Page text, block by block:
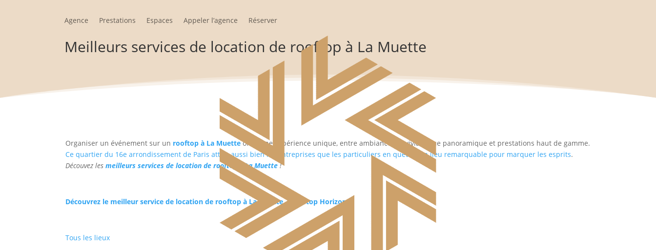
Agence Prestations Espaces Appeler l’agence Réserver
Meilleurs services de location de rooftop à La Muette
Organiser un événement sur un rooftop à La Muetteoffre une expérience unique, entre ambiance conviviale, vue panoramique et prestations haut de gamme.
Ce quartier du 16e arrondissement de Paris attire aussi bien les entreprises que les particuliers en quête d’un lieu remarquable pour marquer les esprits.
Découvez lesmeilleurs services de location de rooftop à La Muette!
Découvrez le meilleur service de location de rooftop à La Muette – Rooftop Horizon
Tous les lieux